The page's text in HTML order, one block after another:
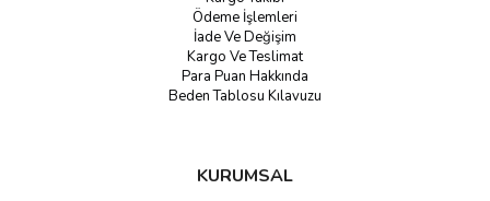
Ödeme İşlemleri
İade Ve Değişim
Kargo Ve Teslimat
Para Puan Hakkında
Beden Tablosu Kılavuzu
KURUMSAL